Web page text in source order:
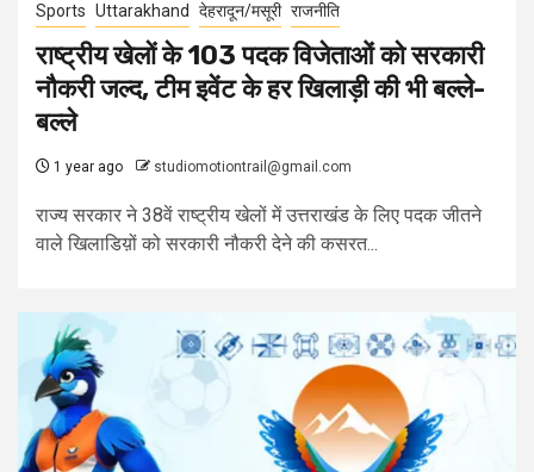
Sports Uttarakhand देहरादून/मसूरी राजनीति
राष्ट्रीय खेलों के 103 पदक विजेताओं को सरकारी
नौकरी जल्द, टीम इवेंट के हर खिलाड़ी की भी बल्‍ले-
बल्‍ले
1 year ago studiomotiontrail@gmail.com
राज्य सरकार ने 38वें राष्ट्रीय खेलों में उत्तराखंड के लिए पदक जीतने
वाले खिलाडिय़ों को सरकारी नौकरी देने की कसरत...